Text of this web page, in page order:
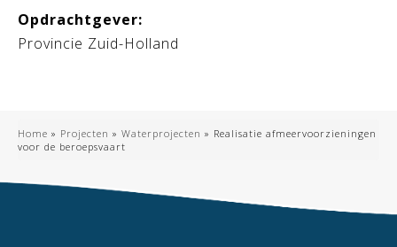
Opdrachtgever:
Provincie Zuid-Holland
Home » Projecten » Waterprojecten » Realisatie afmeervoorzieningen
voor de beroepsvaart